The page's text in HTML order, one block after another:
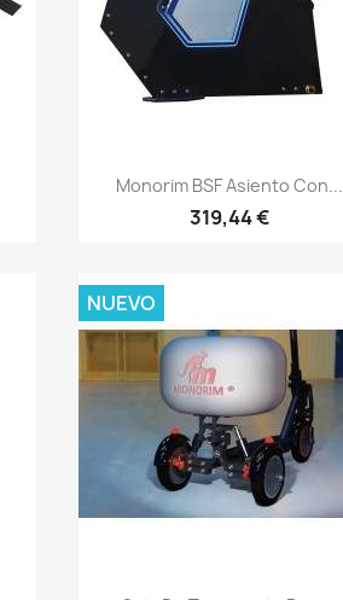
Vista rápida
Monorim BSF Asiento Con...
319,44 €
NUEVO